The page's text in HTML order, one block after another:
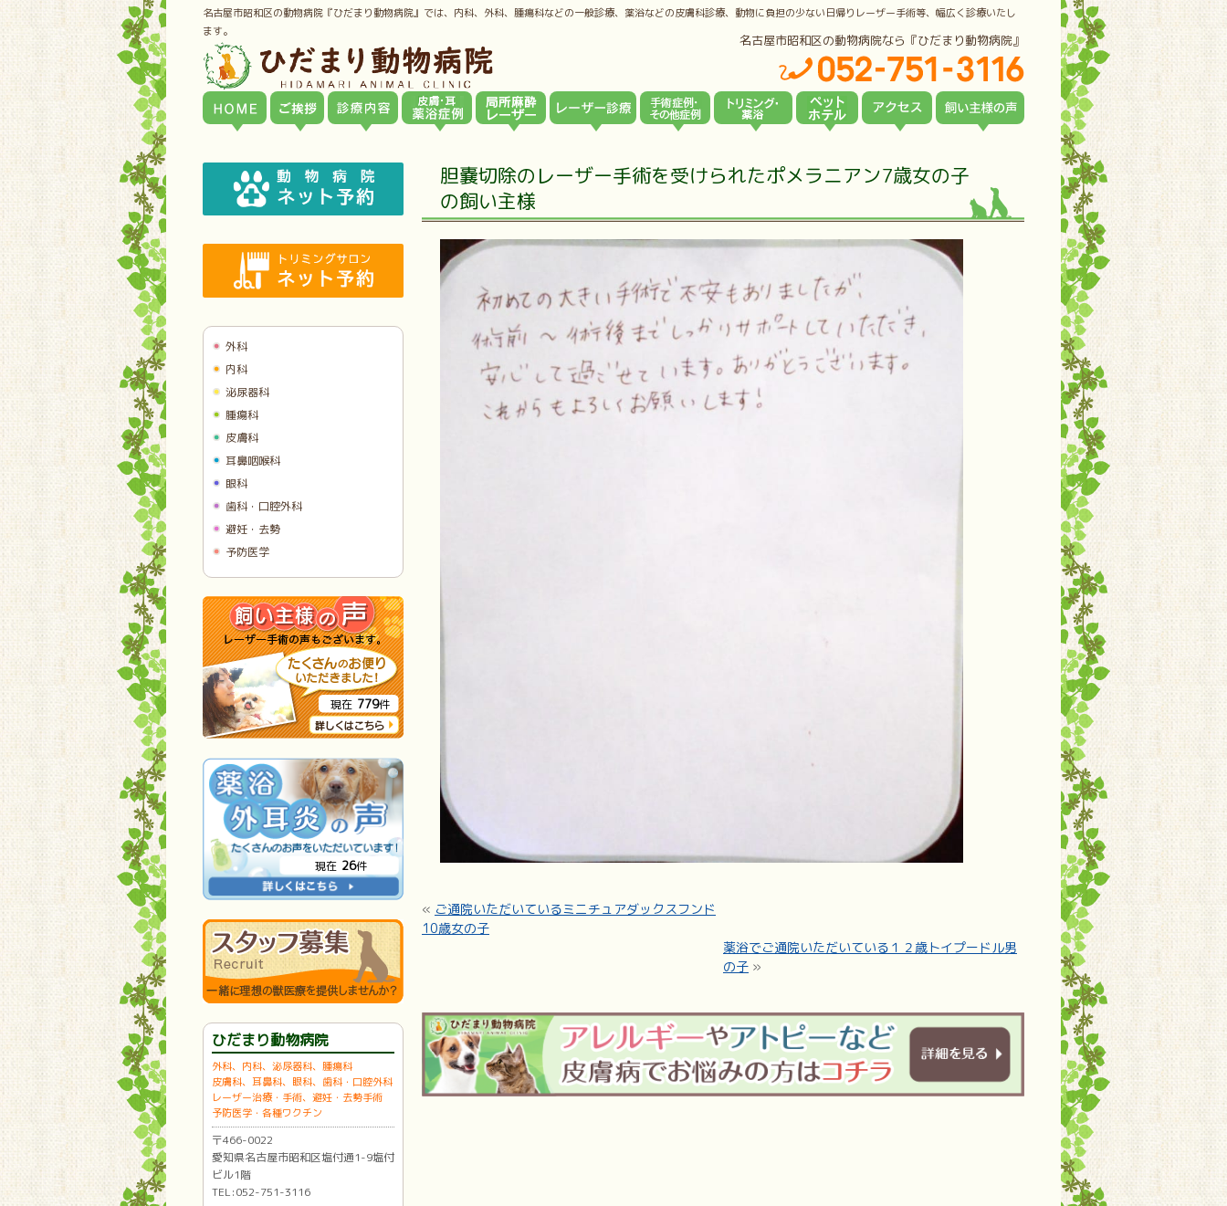
名古屋市昭和区の動物病院『ひだまり動物病院』では、内科、外科、腫瘍科などの一般診療、薬浴などの皮膚科診療、動物に負担の少ない日帰りレーザー手術等、幅広く診療いたし
ます。
名古屋市昭和区の動物病院なら『ひだまり動物病院』
胆嚢切除のレーザー手術を受けられたポメラニアン7歳女の子
の飼い主様
« ご通院いただいているミニチュアダックスフンド
10歳女の子
薬浴でご通院いただいている１２歳トイプードル男
の子 »
外科
内科
泌尿器科
腫瘍科
皮膚科
耳鼻咽喉科
眼科
歯科・口腔外科
避妊・去勢
予防医学
現在 779件
現在 26件
ひだまり動物病院
外科、内科、泌尿器科、腫瘍科
皮膚科、耳鼻科、眼科、歯科・口腔外科
レーザー治療・手術、避妊・去勢手術
予防医学・各種ワクチン
〒466-0022
愛知県名古屋市昭和区塩付通1-9塩付
ビル1階
TEL:052-751-3116